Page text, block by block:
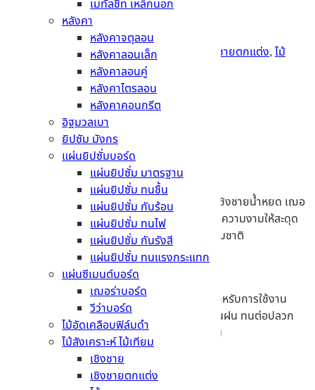
เมทัลชีท เหล็กนอก
หลังคา
หลังคาจตุลอน
หลังคาลอนเล็ก
หลังคาลอนคู่
หลังคาไตรลอน
หลังคาคอนกรีต
อิฐมวลเบา
ยิปซัม มังกร
แผ่นยิปซั่มบอร์ด
แผ่นยิปซั่ม มาตรฐาน
แผ่นยิปซั่ม ทนชื้น
แผ่นยิปซั่ม กันร้อน
แผ่นยิปซั่ม ทนไฟ
แผ่นยิปซั่ม กันรังสี
แผ่นยิปซั่ม ทนแรงกระแทก
แผ่นซีเมนต์บอร์ด
เฌอร่าบอร์ด
วีว่าบอร์ด
ไม้อัดเคลือบฟิล์มดำ
ไม้สังเคราะห์ ไม้เทียม
เชิงชาย
เชิงชายตกแต่ง
รุ่น ขอบ/หน้าตัดรุ่นระฆังทอง
DB0408150300001หมวดหมู่: เชิงชายตกแต่ง, ไม้
สังเคราะห์ ไม้เทียม
รายละเอียดสินค้า
ข้อมูลทั่วไป
สรรค์สร้างความงามอย่างไทยแบบไร้ที่ติ ด้วยไม้เชิงชายน้ำหยด เฌอ
ร่า ที่มาพร้อม ความงามใน 5 รูปแบบที่จะ เนรมิตรความงามให้สะดุด
ทุกสายตา เสมือนไม้แท้แกะสลัก งดงามเหนือธรรมชาติ
ทนทานทุกการใช้งาน
ความสวยงามที่มาพร้อมความแข็งแรงทนทาน สำหรับการใช้งาน
ภายนอก ที่ทนทุกสภาวะอากาศ ทนน้ำ ทนแดด ทนฝน ทนต่อปลวก
และ การผุกร่อน ไม่ยืดหดตัว ตลอดอายุการใช้งาน